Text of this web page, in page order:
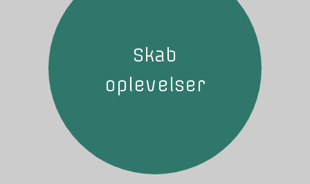
Skab
oplevelser